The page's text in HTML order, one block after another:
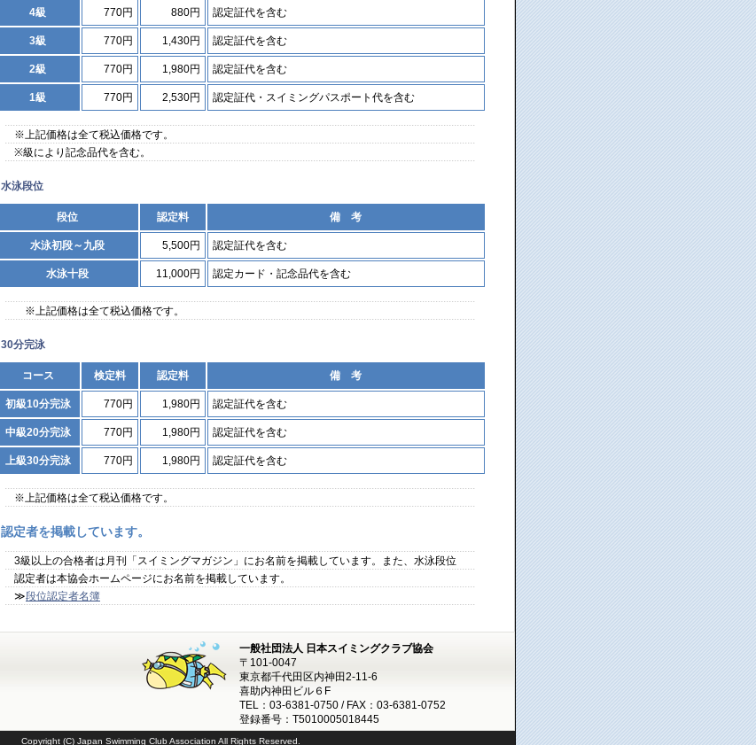
4級 770円 880円 認定証代を含む
3級 770円 1,430円 認定証代を含む
2級 770円 1,980円 認定証代を含む
1級 770円 2,530円 認定証代・スイミングパスポート代を含む
※上記価格は全て税込価格です。
※級により記念品代を含む。
水泳段位
段位 認定料 備 考
水泳初段～九段 5,500円 認定証代を含む
水泳十段 11,000円 認定カード・記念品代を含む
※上記価格は全て税込価格です。
30分完泳
コース 検定料 認定料 備 考
初級10分完泳 770円 1,980円 認定証代を含む
中級20分完泳 770円 1,980円 認定証代を含む
上級30分完泳 770円 1,980円 認定証代を含む
※上記価格は全て税込価格です。
認定者を掲載しています。
3級以上の合格者は月刊「スイミングマガジン」にお名前を掲載しています。また、水泳段位
認定者は本協会ホームページにお名前を掲載しています。
≫段位認定者名簿
一般社団法人 日本スイミングクラブ協会
〒101-0047
東京都千代田区内神田2-11-6
喜助内神田ビル６F
TEL：03-6381-0750 / FAX：03-6381-0752
登録番号：T5010005018445
Copyright (C) Japan Swimming Club Association All Rights Reserved.